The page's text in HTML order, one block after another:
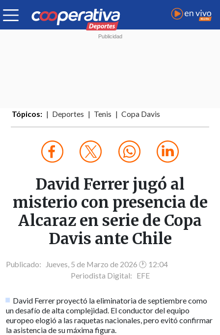
Tópicos: Deportes Tenis Copa Davis
David Ferrer jugó al
misterio con presencia de
Alcaraz en serie de Copa
Davis ante Chile
Publicado: Jueves, 5 de Marzo de 2026 🕐 12:04
Periodista Digital: EFE
David Ferrer proyectó la eliminatoria de septiembre como
un desafío de alta complejidad. El conductor del equipo
europeo elogió a las raquetas nacionales, pero evitó confirmar
la asistencia de su máxima figura.